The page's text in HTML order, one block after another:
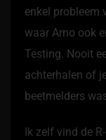
enkel probleem
waar Arno ook
Testing. Nooit
achterhalen of
beetmelders
Ik zelf vind de